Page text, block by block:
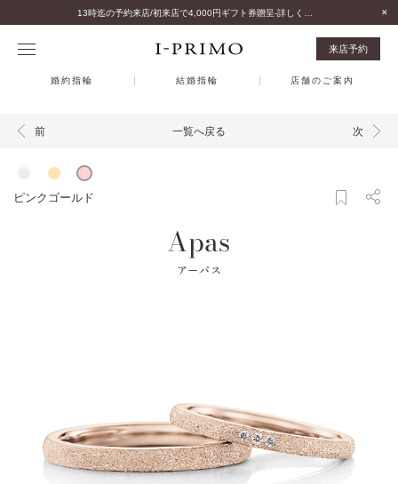
来店予約
婚約指輪 結婚指輪 店舗のご案内
前 一覧へ戻る 次
ピンクゴールド
Apas
アーパス